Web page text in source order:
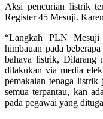
Aksi pencurian listrik
Register 45 Mesuji.
“Langkah PLN Mesuji
himbauan pada
bahaya listrik, Dilarang
dilakukan via media
pemakaian tenaga listrik
semua terpantau, kan
pada pegawai yang